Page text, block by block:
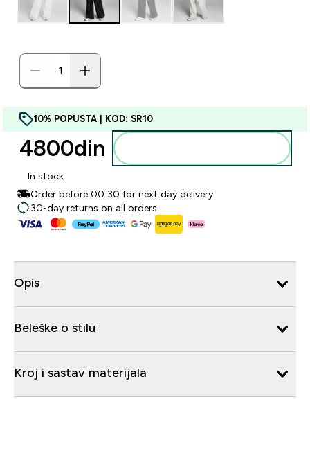
10% POPUSTA | KOD: SR10
4800din‎
In stock
Order before 00:30 for next day delivery
30-day returns on all orders
Opis
Beleške o stilu
Kroj i sastav materijala